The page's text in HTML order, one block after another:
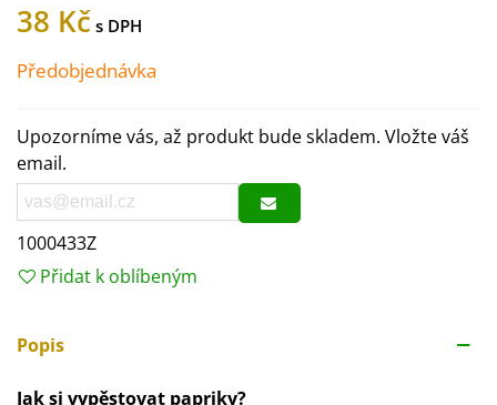
38 Kč
Předobjednávka
Upozorníme vás, až produkt bude skladem. Vložte váš
email.
1000433Z
Přidat k oblíbeným
Popis
Jak si vypěstovat papriky?